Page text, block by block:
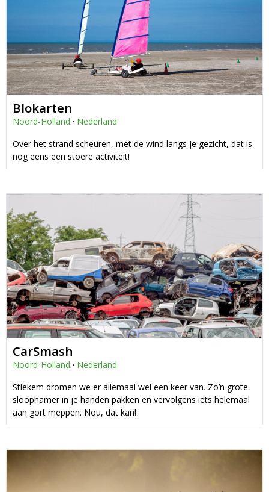
Blokarten
Noord-Holland · Nederland
Over het strand scheuren, met de wind langs je gezicht, dat is
nog eens een stoere activiteit!
CarSmash
Noord-Holland · Nederland
Stiekem dromen we er allemaal wel een keer van. Zo’n grote
sloophamer in je handen pakken en vervolgens iets helemaal
aan gort meppen. Nou, dat kan!